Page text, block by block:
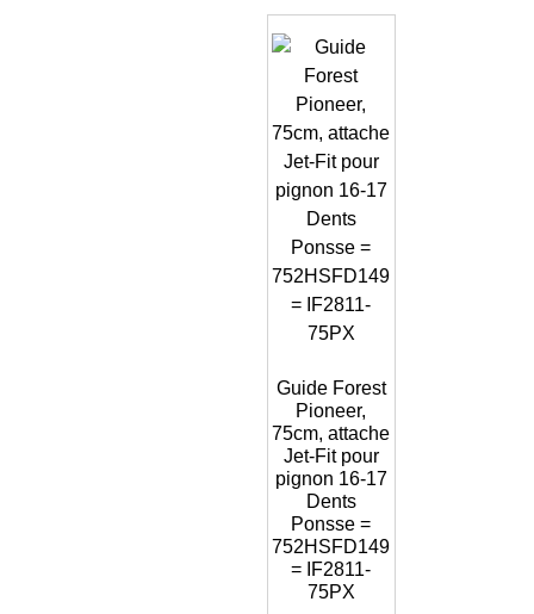
Guide Forest
Pioneer,
75cm, attache
Jet-Fit pour
pignon 16-17
Dents
Ponsse =
752HSFD149
= IF2811-
75PX